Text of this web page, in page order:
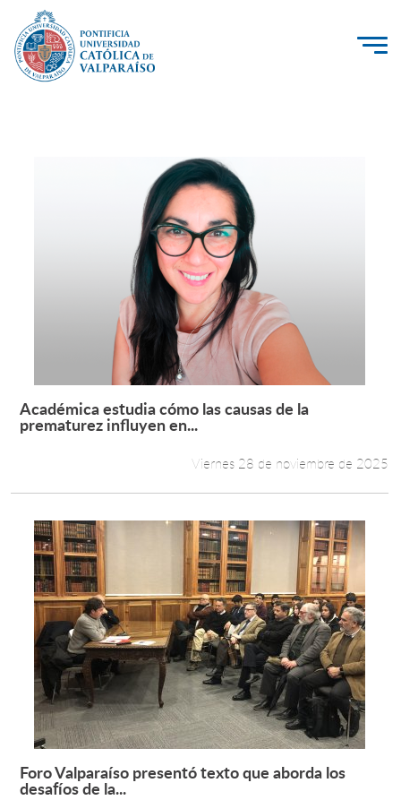
Vinculación con el Medio
Formación Continua
Funcionarios
Alumni
English
Leer más +
Académica estudia cómo las causas de la
prematurez influyen en...
Viernes 28 de noviembre de 2025
Leer más +
Foro Valparaíso presentó texto que aborda los
desafíos de la...